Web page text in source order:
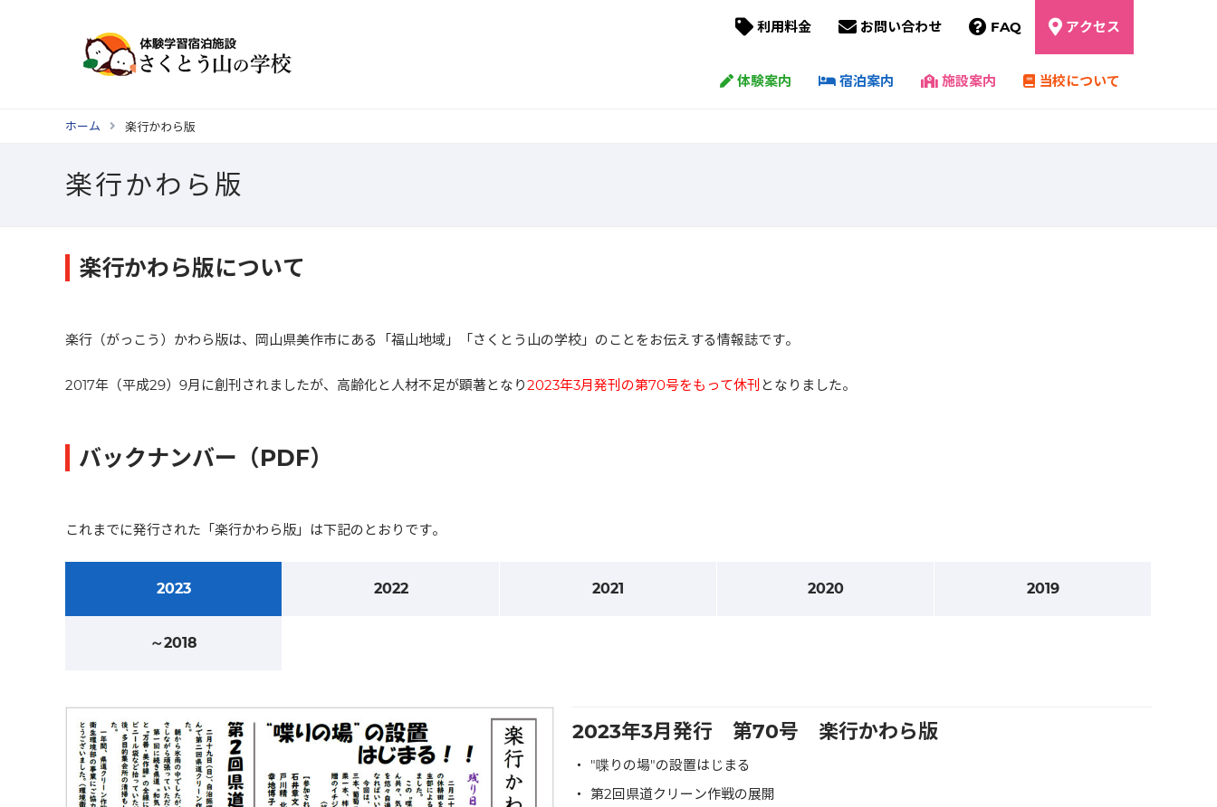
利用料金 お問い合わせ FAQ アクセス
体験案内 宿泊案内 施設案内 当校について
ホーム 楽行かわら版
楽行かわら版
楽行かわら版について
楽行（がっこう）かわら版は、岡山県美作市にある「福山地域」「さくとう山の学校」のことをお伝えする情報誌です。
2017年（平成29）9月に創刊されましたが、高齢化と人材不足が顕著となり2023年3月発刊の第70号をもって休刊 となりました。
バックナンバー（PDF）
これまでに発行された「楽行かわら版」は下記のとおりです。
2023 2022 2021 2020 2019
～2018
2023年3月発行 第70号 楽行かわら版
"喋りの場"の設置はじまる
第2回県道クリーン作戦の展開